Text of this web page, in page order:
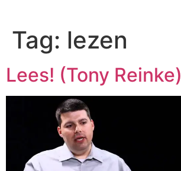
Tag: lezen
Lees! (Tony Reinke)